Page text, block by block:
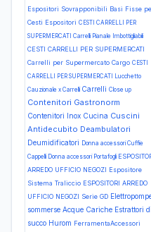
Espositori Sovrapponibili Basi Fisse
Cesti Espositori CESTI CARRELLI PER
SUPERMERCATI Carrelli Pianale Imbottigliabili
CESTI CARRELLI PER SUPERMERCATI
Carrelli per Supermercato Cargo CESTI
CARRELLI PER SUPERMERCATI Lucchetto
Cauzionale x Carrelli Carrelli Close up
Contenitori Gastronorm
Contenitori Inox Cucina Cuscini
Antidecubito Deambulatori
Deumidificatori Donna accessori Cuffie
Cappelli Donna accessori Portafogli
ARREDO UFFICIO NEGOZI Espositore
Sistema Traliccio ESPOSITORI ARREDO
UFFICIO NEGOZI Serie GD
sommerse Acque Cariche Estrattori di
succo Hurom FerramentaAccessori